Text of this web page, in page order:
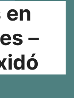
en
–